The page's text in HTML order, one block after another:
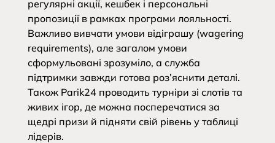
регулярні акції, кешбек і персональні
пропозиції в рамках програми лояльності.
Важливо вивчати умови відіграшу (wagering
requirements), але загалом умови
сформульовані зрозуміло, а служба
підтримки завжди готова роз’яснити деталі.
Також Parik24 проводить турніри зі слотів та
живих ігор, де можна посперечатися за
щедрі призи й підняти свій рівень у таблиці
лідерів.